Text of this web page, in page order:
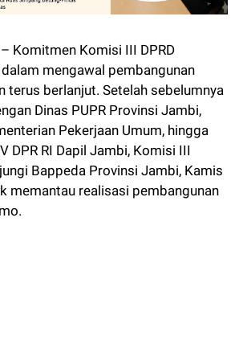
– Komitmen Komisi III DPRD
mengawal pembangunan
terus berlanjut. Setelah sebelumnya
Dinas PUPR Provinsi Jambi,
Pekerjaan Umum, hingga
DPR RI Dapil Jambi, Komisi III
Bappeda Provinsi Jambi, Kamis
memantau realisasi pembangunan